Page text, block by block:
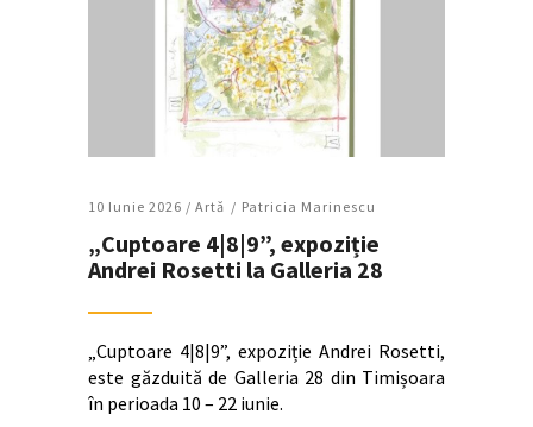
10 Iunie 2026 / Artǎ Patricia Marinescu
„Cuptoare 4|8|9”, expoziție
Andrei Rosetti la Galleria 28
„Cuptoare 4|8|9”, expoziție Andrei Rosetti,
este găzduită de Galleria 28 din Timișoara
în perioada 10 – 22 iunie.